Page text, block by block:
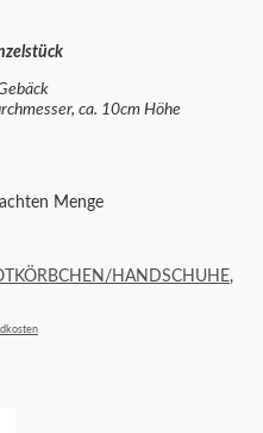
ca. 10cm Höhe
Menge
HANDSCHUHE,